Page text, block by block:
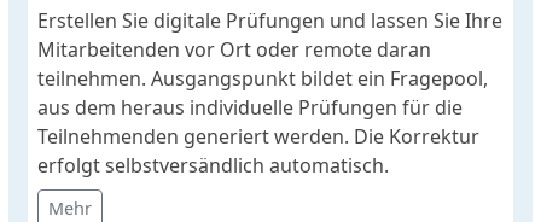
Erstellen Sie digitale Prüfungen und lassen Sie Ihre
Mitarbeitenden vor Ort oder remote daran
teilnehmen. Ausgangspunkt bildet ein Fragepool,
aus dem heraus individuelle Prüfungen für die
Teilnehmenden generiert werden. Die Korrektur
erfolgt selbstversändlich automatisch.
Mehr